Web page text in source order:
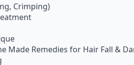
Crimping)
Made Remedies for Hair Fall &